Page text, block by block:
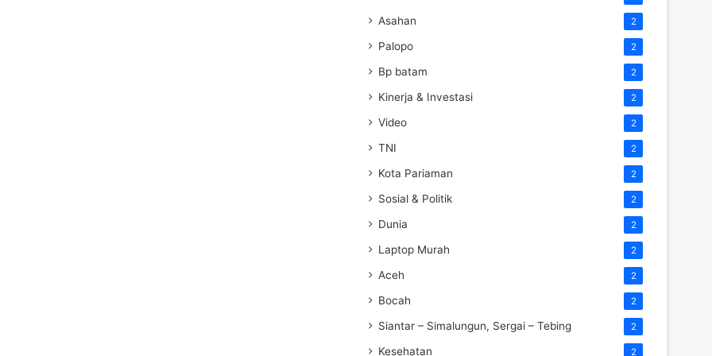
Asahan 2
Palopo 2
Bp batam 2
Kinerja & Investasi 2
Video 2
TNI 2
Kota Pariaman 2
Sosial & Politik 2
Dunia 2
Laptop Murah 2
Aceh 2
Bocah 2
Siantar – Simalungun, Sergai – Tebing 2
Kesehatan 2